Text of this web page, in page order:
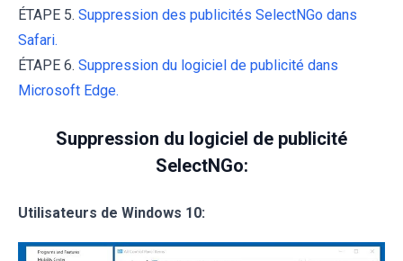
ÉTAPE 5. Suppression des publicités SelectNGo dans
Safari.
ÉTAPE 6. Suppression du logiciel de publicité dans
Microsoft Edge.
Suppression du logiciel de publicité
SelectNGo:
Utilisateurs de Windows 10: